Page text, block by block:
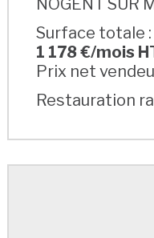
NOGENT SUR
Surface totale :
1 178 €/mois
Prix net
Restauration